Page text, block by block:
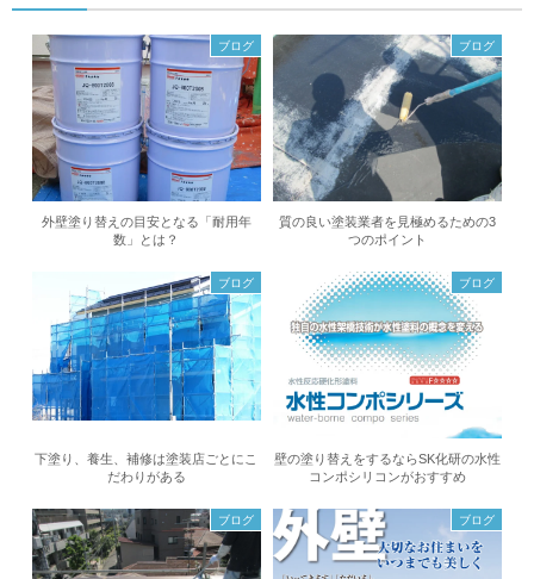
ブログ
外壁塗り替えの目安となる「耐用年
数」とは？
ブログ
質の良い塗装業者を見極めるための3
つのポイント
ブログ
下塗り、養生、補修は塗装店ごとにこ
だわりがある
ブログ
壁の塗り替えをするならSK化研の水性
コンポシリコンがおすすめ
ブログ ブログ